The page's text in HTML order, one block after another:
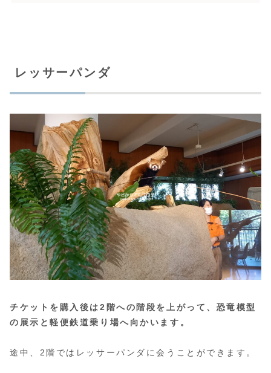
レッサーパンダ
チケットを購入後は2階への階段を上がって、恐竜模型
の展示と軽便鉄道乗り場へ向かいます。
途中、2階ではレッサーパンダに会うことができます。